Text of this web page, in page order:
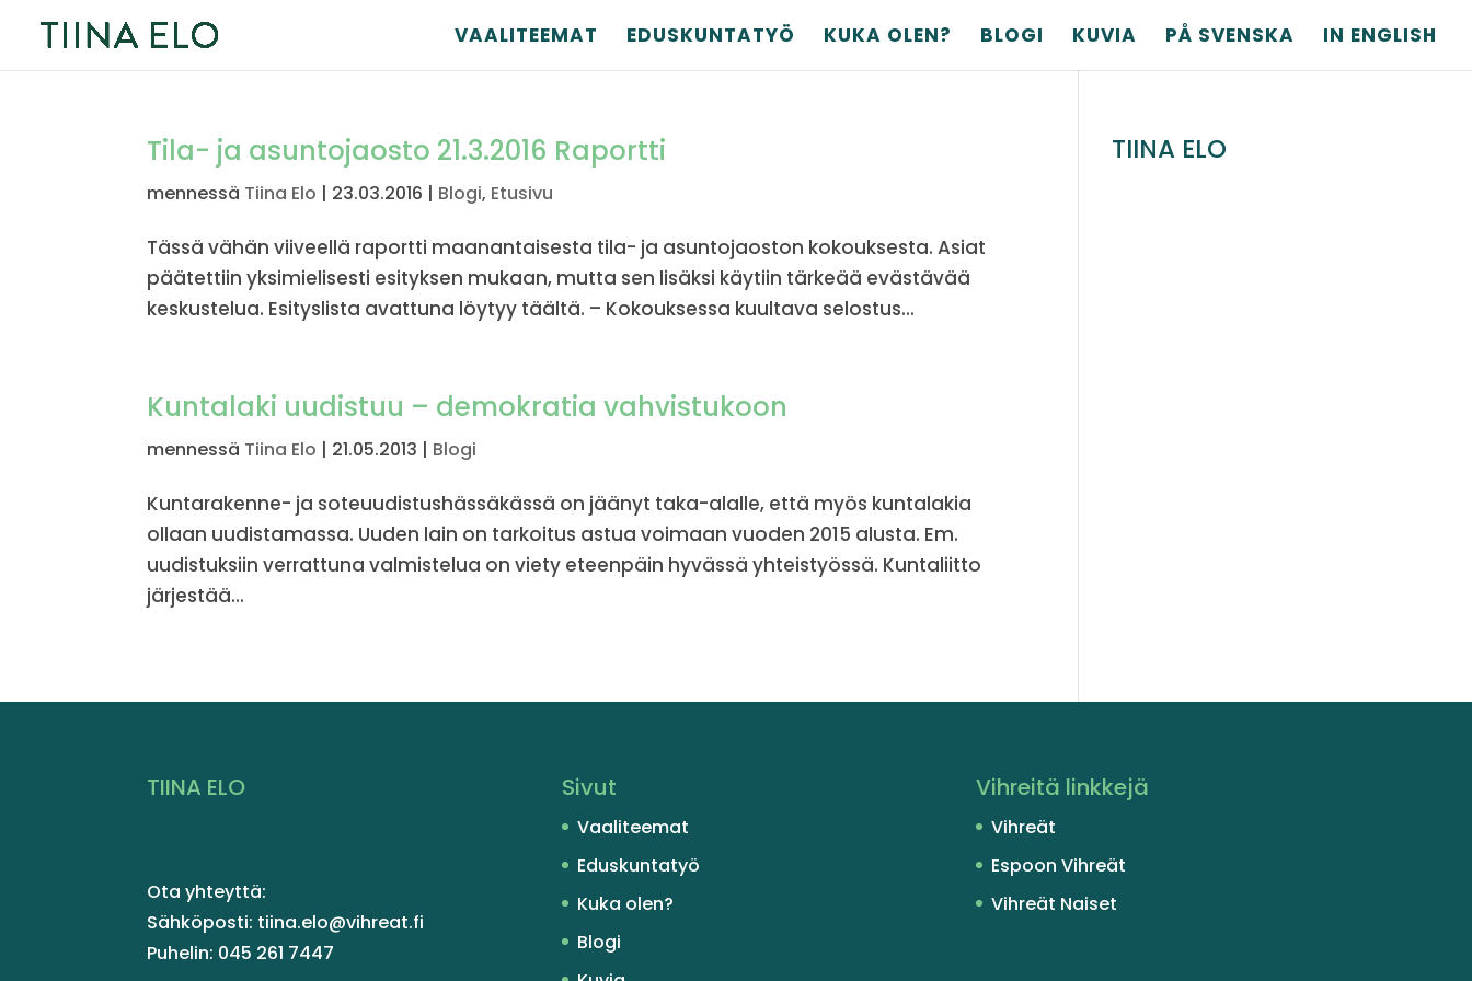
VAALITEEMAT EDUSKUNTATYÖ KUKA OLEN? BLOGI KUVIA PÅ SVENSKA IN ENGLISH
Tila- ja asuntojaosto 21.3.2016 Raportti
mennessä Tiina Elo | 23.03.2016 | Blogi, Etusivu
Tässä vähän viiveellä raportti maanantaisesta tila- ja asuntojaoston kokouksesta. Asiat
päätettiin yksimielisesti esityksen mukaan, mutta sen lisäksi käytiin tärkeää evästävää
keskustelua. Esityslista avattuna löytyy täältä. – Kokouksessa kuultava selostus...
Kuntalaki uudistuu – demokratia vahvistukoon
mennessä Tiina Elo | 21.05.2013 | Blogi
Kuntarakenne- ja soteuudistushässäkässä on jäänyt taka-alalle, että myös kuntalakia
ollaan uudistamassa. Uuden lain on tarkoitus astua voimaan vuoden 2015 alusta. Em.
uudistuksiin verrattuna valmistelua on viety eteenpäin hyvässä yhteistyössä. Kuntaliitto
järjestää...
TIINA ELO
TIINA ELO
Ota yhteyttä:
Sähköposti: tiina.elo@vihreat.fi
Puhelin: 045 261 7447
Sivut
Vaaliteemat
Eduskuntatyö
Kuka olen?
Blogi
Vihreitä linkkejä
Vihreät
Espoon Vihreät
Vihreät Naiset